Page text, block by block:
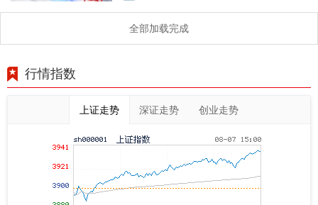
监管情绪扩散路径研究
全部加载完成
行情指数
上证走势 深证走势 创业走势